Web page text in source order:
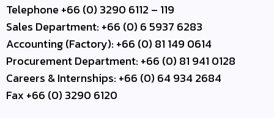
Telephone +66 (0) 3290 6112 – 119
Sales Department: +66 (0) 6 5937 6283
Accounting (Factory): +66 (0) 81 149 0614
Procurement Department: +66 (0) 81 941 0128
Careers & Internships: +66 (0) 64 934 2684
Fax +66 (0) 3290 6120